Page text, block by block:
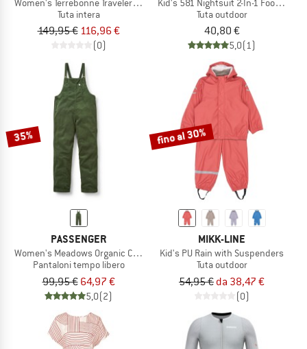
Tuta intera
149,95 € 116,96 €
(0)
Tuta outdoor
40,80 €
5,0(1)
35%
PASSENGER
Women's Meadows Organic Cotton Corduroy Dungarees
Pantaloni tempo libero
99,95 € 64,97 €
5,0(2)
fino al 30%
MIKK-LINE
Kid's PU Rain with Suspenders
Tuta outdoor
54,95 € da 38,47 €
(0)